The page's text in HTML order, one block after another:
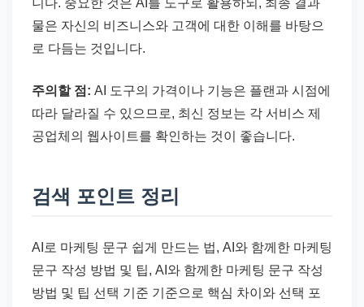
물은 자신의 비즈니스와 고객에 대한 이해를 바탕으
로 다듬는 것입니다.
주의할 점: AI 도구의 가격이나 기능은 플랜과 시점에
따라 달라질 수 있으므로, 최신 정보는 각 서비스 제
공업체의 웹사이트를 확인하는 것이 좋습니다.
검색 포인트 정리
AI로 마케팅 문구 쉽게 만드는 법, AI와 함께한 마케팅
문구 작성 방법 및 팁, AI와 함께한 마케팅 문구 작성
방법 및 팁 선택 기준 기준으로 핵심 차이와 선택 포